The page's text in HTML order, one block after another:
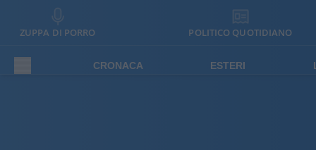
ZUPPA DI PORRO POLITICO QUOTIDIANO
CRONACA ESTERI